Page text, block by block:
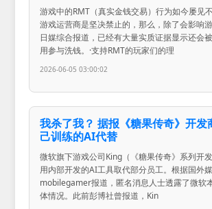
游戏中的RMT（真实金钱交易）行为如今屡见
游戏运营商是坚决禁止的，那么，除了会影响
日媒综合报道，已经有大量实质证据显示还会
用参与洗钱。·支持RMT的玩家们的理
2026-06-05 03:00:02
我杀了我？ 据报《糖果传奇》开发
己训练的AI代替
微软旗下游戏公司King（《糖果传奇》系列开
用内部开发的AI工具取代部分员工。根据国外
mobilegamer报道，匿名消息人士透露了微软
体情况。此前彭博社曾报道，Kin